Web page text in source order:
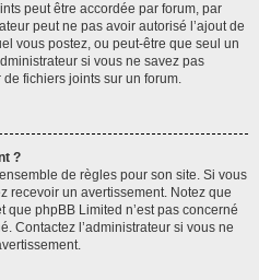
peut être accordée par forum, par
peut ne pas avoir autorisé l’ajout de
vous postez, ou peut-être que seul un
si vous ne savez pas
fichiers joints sur un forum.
?
de règles pour son site. Si vous
recevoir un avertissement. Notez que
que phpBB Limited n’est pas concerné
Contactez l’administrateur si vous ne